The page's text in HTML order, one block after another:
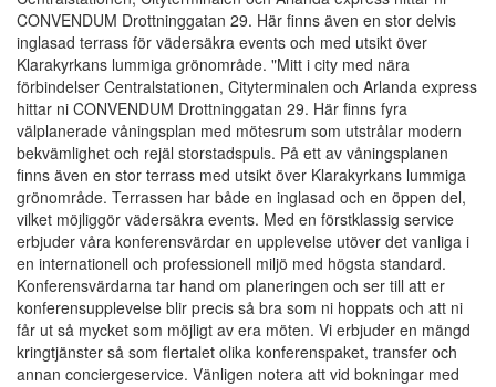
CONVENDUM Drottninggatan 29. Här finns även en stor delvis
inglasad terrass för vädersäkra events och med utsikt över
Klarakyrkans lummiga grönområde. "Mitt i city med nära
förbindelser Centralstationen, Cityterminalen och Arlanda express
hittar ni CONVENDUM Drottninggatan 29. Här finns fyra
välplanerade våningsplan med mötesrum som utstrålar modern
bekvämlighet och rejäl storstadspuls. På ett av våningsplanen
finns även en stor terrass med utsikt över Klarakyrkans lummiga
grönområde. Terrassen har både en inglasad och en öppen del,
vilket möjliggör vädersäkra events. Med en förstklassig service
erbjuder våra konferensvärdar en upplevelse utöver det vanliga i
en internationell och professionell miljö med högsta standard.
Konferensvärdarna tar hand om planeringen och ser till att er
konferensupplevelse blir precis så bra som ni hoppats och att ni
får ut så mycket som möjligt av era möten. Vi erbjuder en mängd
kringtjänster så som flertalet olika konferenspaket, transfer och
annan conciergeservice. Vänligen notera att vid bokningar med